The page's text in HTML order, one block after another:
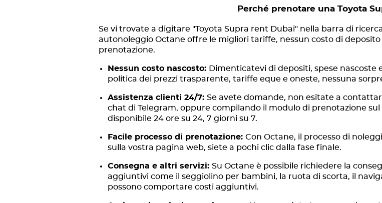
Perché prenotare una Toyota
Se vi trovate a digitare "Toyota Supra rent Dubai" nella barra di
autonoleggio Octane offre le migliori tariffe, nessun costo di
prenotazione.
Nessun costo nascosto: Dimenticatevi di depositi, spese
politica dei prezzi trasparente, tariffe eque e oneste, nessuna
Assistenza clienti 24/7: Se avete domande, non esitate a
chat di Telegram, oppure compilando il modulo di prenotazione
disponibile 24 ore su 24, 7 giorni su 7.
Facile processo di prenotazione: Con Octane, il processo di
sulla vostra pagina web, siete a pochi clic dalla fase finale.
Consegna e altri servizi: Su Octane è possibile richiedere la
aggiuntivi come il seggiolino per bambini, la ruota di scorta, il
possono comportare costi aggiuntivi.